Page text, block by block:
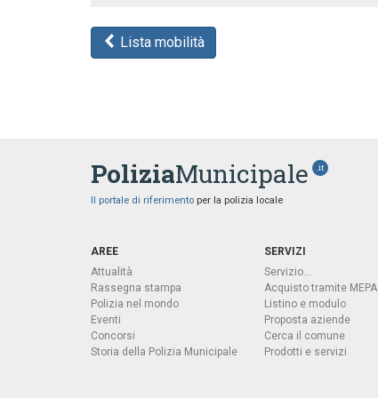
Lista mobilità
PoliziaMunicipale .it
Il portale di riferimento per la polizia locale
AREE
Attualità
Rassegna stampa
Polizia nel mondo
Eventi
Concorsi
Storia della Polizia Municipale
SERVIZI
Servizio...
Acquisto tramite MEPA
Listino e modulo
Proposta aziende
Cerca il comune
Prodotti e servizi